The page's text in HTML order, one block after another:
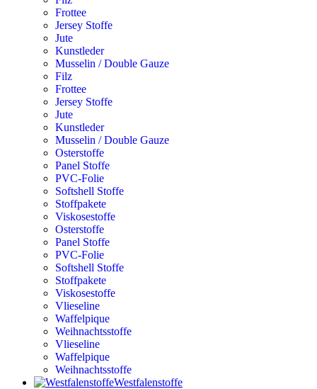
Frottee
Jersey Stoffe
Jute
Kunstleder
Musselin / Double Gauze
Filz
Frottee
Jersey Stoffe
Jute
Kunstleder
Musselin / Double Gauze
Osterstoffe
Panel Stoffe
PVC-Folie
Softshell Stoffe
Stoffpakete
Viskosestoffe
Osterstoffe
Panel Stoffe
PVC-Folie
Softshell Stoffe
Stoffpakete
Viskosestoffe
Vlieseline
Waffelpique
Weihnachtsstoffe
Vlieseline
Waffelpique
Weihnachtsstoffe
Westfalenstoffe